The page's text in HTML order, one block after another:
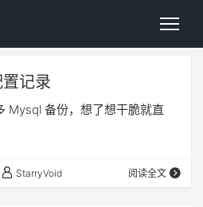
记录
Mysql 备份，想了想干脆就直
StarryVoid 阅读全文